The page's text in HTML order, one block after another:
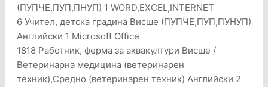
(ПУПЧЕ,ПУП,ПНУП) 1 WORD,EXCEL,INTERNET
6 Учител, детска градина Висше (ПУПЧЕ,ПУП,ПУНУП)
Английски 1 Microsoft Office
1818 Работник, ферма за аквакултури Висше /
Ветеринарна медицина (ветеринарен
техник),Средно (ветеринарен техник) Английски 2